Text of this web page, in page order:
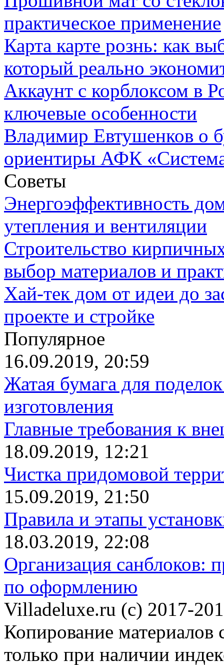
практическое применение
Карта карте рознь: как
который реально
Аккаунт с корблоксом в
ключевые особенности
Владимир Евтушенков о
ориентиры АФК
Советы
Энергоэффективность
утепления и вентиляции
Строительство
выбор материалов и
Хай-тек дом от идеи до
проекте и стройке
Популярное
16.09.2019, 20:59
Жатая бумага для
изготовления
Главные требования к
18.09.2019, 12:21
Чистка придомовой
15.09.2019, 21:50
Правила и этапы
18.03.2019, 22:08
Организация санблоков:
по оформлению
Villadeluxe.ru (c) 2017-
Копирование материалов
только при наличии